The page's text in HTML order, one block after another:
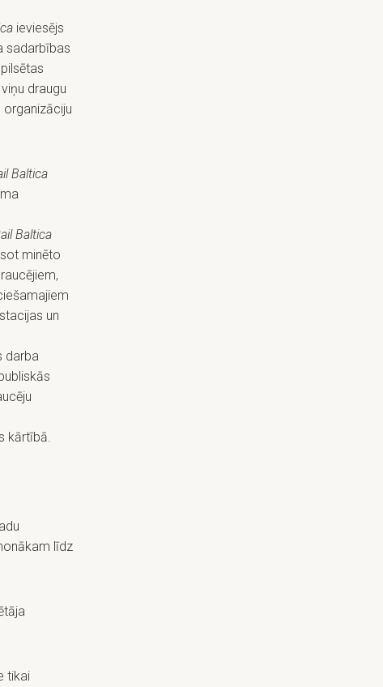
ieviesējs
sadarbības
draugu
organizāciju
Baltica
Baltica
minēto
un
darba
kārtībā.
līdz
tikai